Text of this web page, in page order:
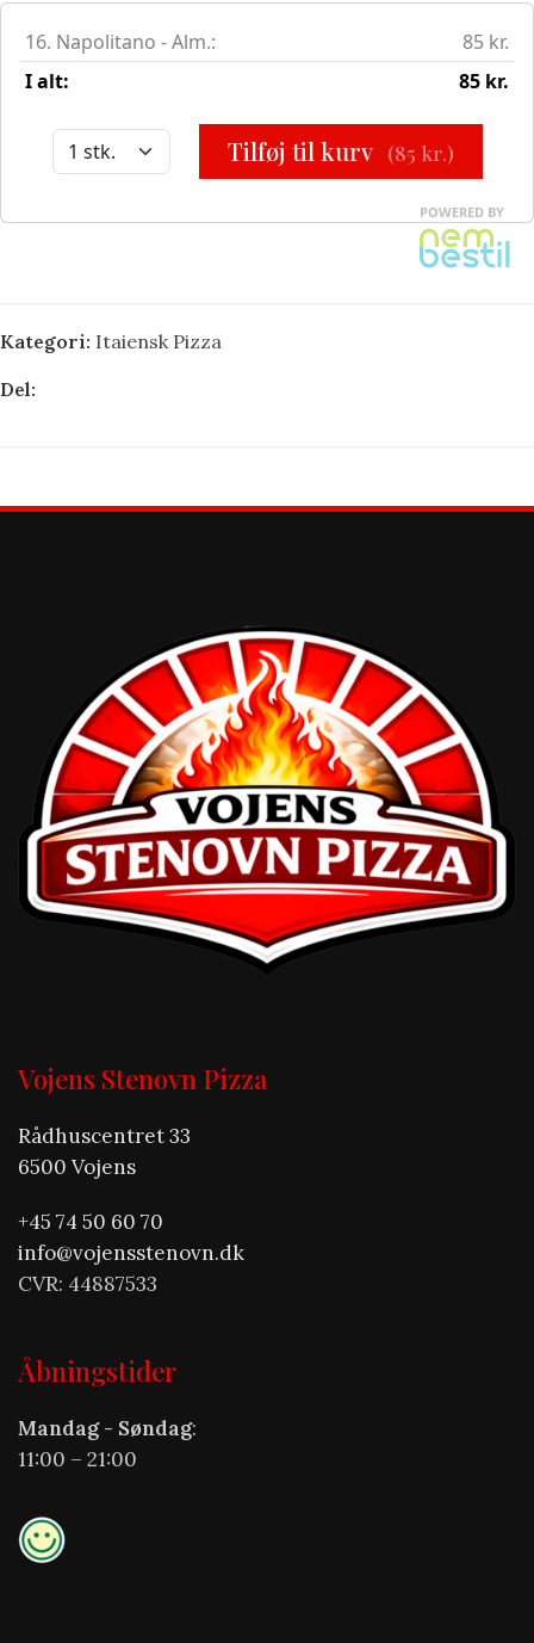
Kategori: Itaiensk Pizza
Del:
Vojens Stenovn Pizza
Rådhuscentret 33
6500 Vojens
+45 74 50 60 70
info@vojensstenovn.dk
CVR: 44887533
Åbningstider
Mandag - Søndag:
11:00 – 21:00